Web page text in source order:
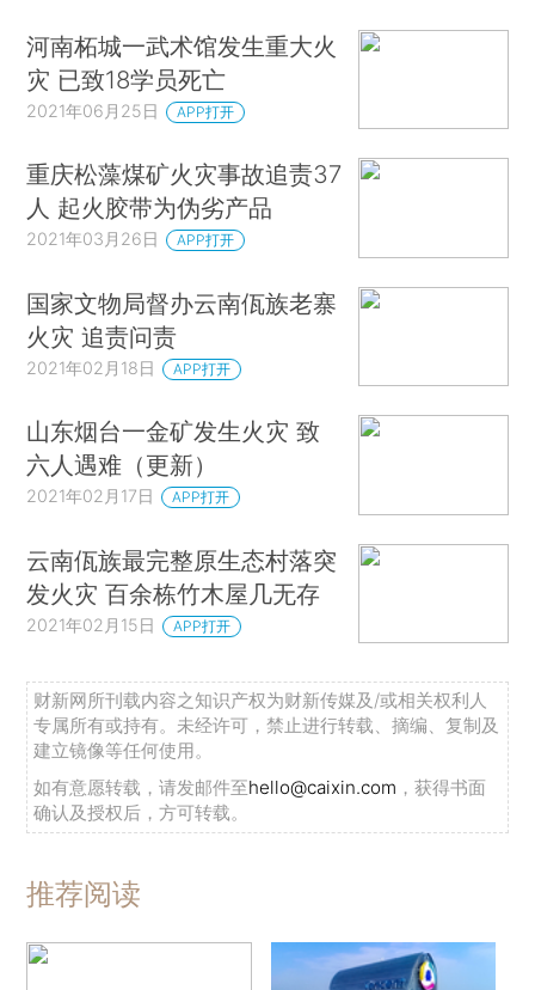
河南柘城一武术馆发生重大火
灾 已致18学员死亡
2021年06月25日 APP打开
重庆松藻煤矿火灾事故追责37
人 起火胶带为伪劣产品
2021年03月26日 APP打开
国家文物局督办云南佤族老寨
火灾 追责问责
2021年02月18日 APP打开
山东烟台一金矿发生火灾 致
六人遇难（更新）
2021年02月17日 APP打开
云南佤族最完整原生态村落突
发火灾 百余栋竹木屋几无存
2021年02月15日 APP打开
财新网所刊载内容之知识产权为财新传媒及/或相关权利人
专属所有或持有。未经许可，禁止进行转载、摘编、复制及
建立镜像等任何使用。
如有意愿转载，请发邮件至hello@caixin.com ，获得书面
确认及授权后，方可转载。
推荐阅读